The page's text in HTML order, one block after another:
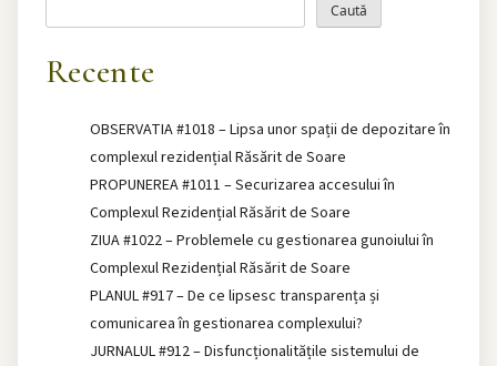
Caută
Recente
OBSERVATIA #1018 – Lipsa unor spații de depozitare în
complexul rezidențial Răsărit de Soare
PROPUNEREA #1011 – Securizarea accesului în
Complexul Rezidențial Răsărit de Soare
ZIUA #1022 – Problemele cu gestionarea gunoiului în
Complexul Rezidențial Răsărit de Soare
PLANUL #917 – De ce lipsesc transparența și
comunicarea în gestionarea complexului?
JURNALUL #912 – Disfuncționalitățile sistemului de